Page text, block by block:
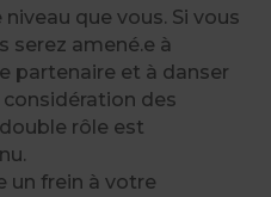
que vous. Si vous
serez amené.e à
partenaire et à danser
des
rôle est
un frein à votre